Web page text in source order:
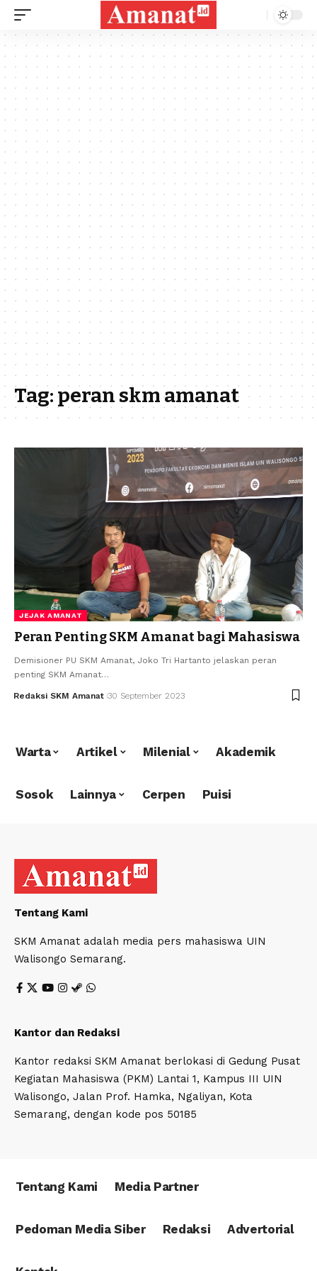
Tag:peran skm amanat
JEJAK AMANAT
Peran Penting SKM Amanat bagi Mahasiswa
Demisioner PU SKM Amanat, Joko Tri Hartanto jelaskan peran
penting SKM Amanat…
Redaksi SKM Amanat 30 September 2023
Warta Artikel Milenial Akademik
Sosok Lainnya Cerpen Puisi
Tentang Kami
SKM Amanat adalah media pers mahasiswa UIN
Walisongo Semarang.
Kantor dan Redaksi
Kantor redaksi SKM Amanat berlokasi di Gedung Pusat
Kegiatan Mahasiswa (PKM) Lantai 1, Kampus III UIN
Walisongo, Jalan Prof. Hamka, Ngaliyan, Kota
Semarang, dengan kode pos 50185
Tentang Kami Media Partner
Pedoman Media Siber Redaksi Advertorial